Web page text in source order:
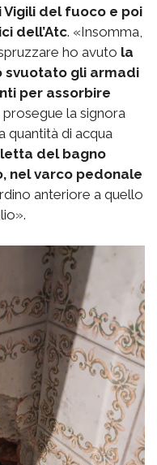
i Vigili del fuoco e poi
dell’Atc. «Insomma,
ho avuto la
svuotato gli armadi
per assorbire
la signora
quantità di acqua
del bagno
nel varco pedonale
anteriore a quello